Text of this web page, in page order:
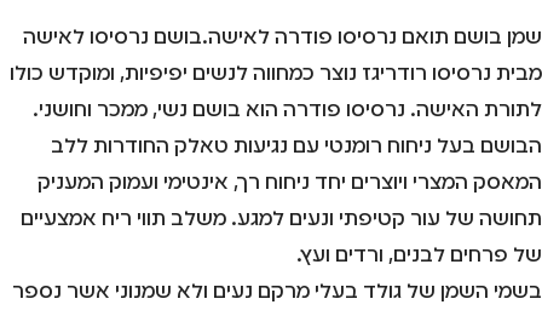
שמן בושם תואם נרסיסו פודרה לאישה.בושם נרסיסו לאישה
מבית נרסיסו רודריגז נוצר כמחווה לנשים יפיפיות, ומוקדש כולו
לתורת האישה. נרסיסו פודרה הוא בושם נשי, ממכר וחושני.
הבושם בעל ניחוח רומנטי עם נגיעות טאלק החודרות ללב
המאסק המצרי ויוצרים יחד ניחוח רך, אינטימי ועמוק המעניק
תחושה של עור קטיפתי ונעים למגע. משלב תווי ריח אמצעיים
של פרחים לבנים, ורדים ועץ.
בשמי השמן של גולד בעלי מרקם נעים ולא שמנוני אשר נספר